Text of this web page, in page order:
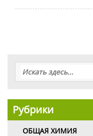
Рубрики
ОБЩАЯ ХИМИЯ